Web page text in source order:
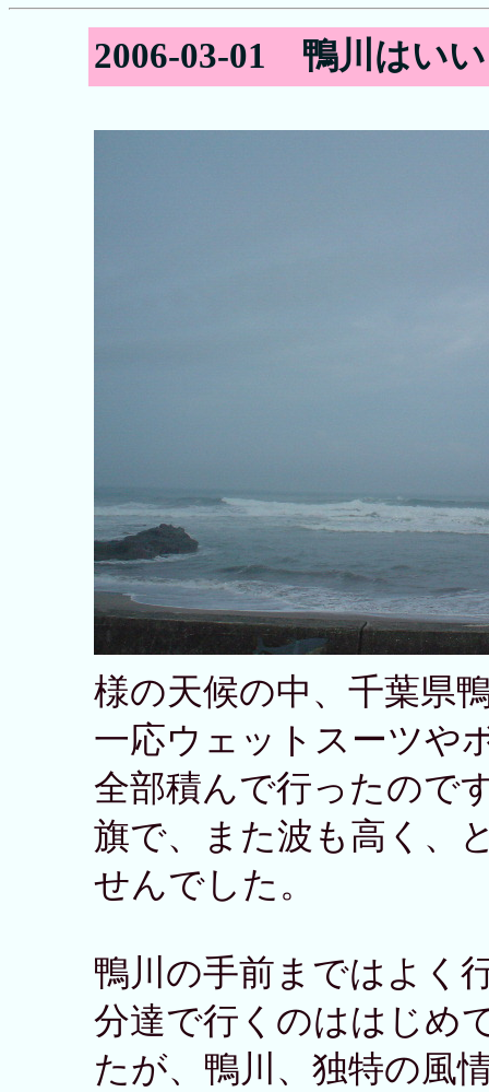
2006-03-01 鴨川はい
様の天候の中、千葉県
一応ウェットスーツや
全部積んで行ったので
旗で、また波も高く、
せんでした。
鴨川の手前まではよく
分達で行くのははじめ
たが、鴨川、独特の風